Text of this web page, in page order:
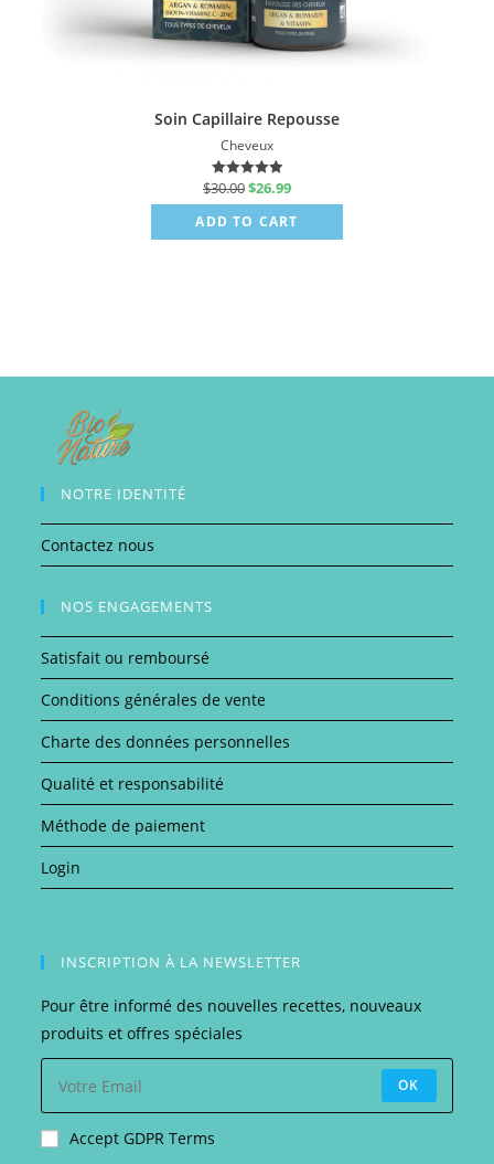
Soin Capillaire Repousse
Cheveux
Rated5.00
$30.00$26.99
ADD TO CART
NOTRE IDENTITÉ
Contactez nous
NOS ENGAGEMENTS
Satisfait ou remboursé
Conditions générales de vente
Charte des données personnelles
Qualité et responsabilité
Méthode de paiement
Login
INSCRIPTION À LA NEWSLETTER
Pour être informé des nouvelles recettes, nouveaux
produits et offres spéciales
OK
Accept GDPR Terms